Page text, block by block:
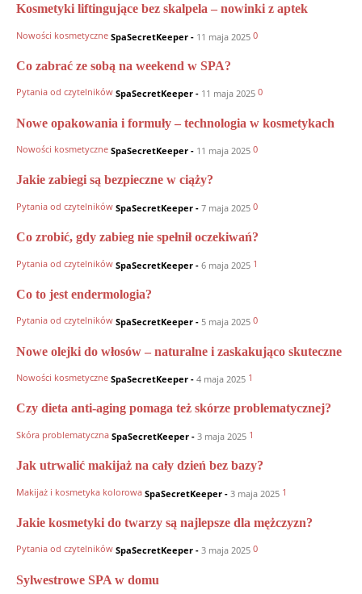
Kosmetyki liftingujące bez skalpela – nowinki z aptek
Nowości kosmetyczne SpaSecretKeeper - 11 maja 2025 0
Co zabrać ze sobą na weekend w SPA?
Pytania od czytelników SpaSecretKeeper - 11 maja 2025 0
Nowe opakowania i formuły – technologia w kosmetykach
Nowości kosmetyczne SpaSecretKeeper - 11 maja 2025 0
Jakie zabiegi są bezpieczne w ciąży?
Pytania od czytelników SpaSecretKeeper - 7 maja 2025 0
Co zrobić, gdy zabieg nie spełnił oczekiwań?
Pytania od czytelników SpaSecretKeeper - 6 maja 2025 1
Co to jest endermologia?
Pytania od czytelników SpaSecretKeeper - 5 maja 2025 0
Nowe olejki do włosów – naturalne i zaskakująco skuteczne
Nowości kosmetyczne SpaSecretKeeper - 4 maja 2025 1
Czy dieta anti-aging pomaga też skórze problematycznej?
Skóra problematyczna SpaSecretKeeper - 3 maja 2025 1
Jak utrwalić makijaż na cały dzień bez bazy?
Makijaż i kosmetyka kolorowa SpaSecretKeeper - 3 maja 2025 1
Jakie kosmetyki do twarzy są najlepsze dla mężczyzn?
Pytania od czytelników SpaSecretKeeper - 3 maja 2025 0
Sylwestrowe SPA w domu